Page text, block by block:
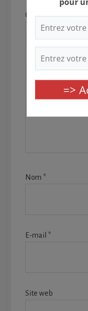
Commentaire*
Nom *
E-mail *
Site web